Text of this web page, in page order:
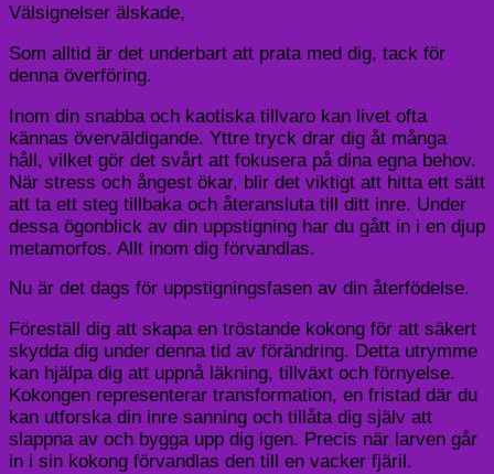
Välsignelser älskade,
Som alltid är det underbart att prata med dig, tack för
denna överföring.
Inom din snabba och kaotiska tillvaro kan livet ofta
kännas överväldigande. Yttre tryck drar dig åt många
håll, vilket gör det svårt att fokusera på dina egna behov.
När stress och ångest ökar, blir det viktigt att hitta ett sätt
att ta ett steg tillbaka och återansluta till ditt inre. Under
dessa ögonblick av din uppstigning har du gått in i en djup
metamorfos. Allt inom dig förvandlas.
Nu är det dags för uppstigningsfasen av din återfödelse.
Föreställ dig att skapa en tröstande kokong för att säkert
skydda dig under denna tid av förändring. Detta utrymme
kan hjälpa dig att uppnå läkning, tillväxt och förnyelse.
Kokongen representerar transformation, en fristad där du
kan utforska din inre sanning och tillåta dig själv att
slappna av och bygga upp dig igen. Precis när larven går
in i sin kokong förvandlas den till en vacker fjäril.